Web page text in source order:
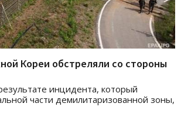
Кореи обстреляли со стороны
инцидента, который
части демилитаризованной зоны,